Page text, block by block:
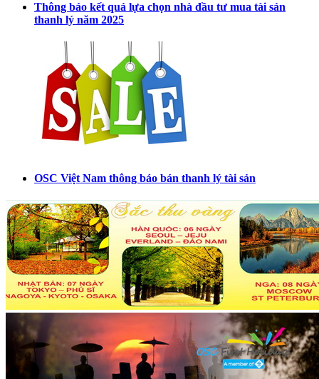
Thông báo kết quả lựa chọn nhà đầu tư mua tài sản
thanh lý năm 2025
OSC Việt Nam thông báo bán thanh lý tài sản